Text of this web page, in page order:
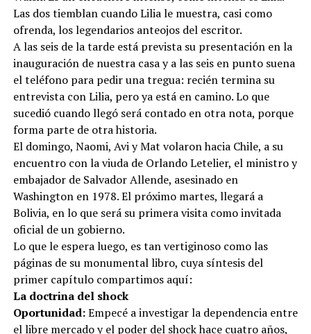
Las dos tiemblan cuando Lilia le muestra, casi como
ofrenda, los legendarios anteojos del escritor.
A las seis de la tarde está prevista su presentación en la
inauguración de nuestra casa y a las seis en punto suena
el teléfono para pedir una tregua: recién termina su
entrevista con Lilia, pero ya está en camino. Lo que
sucedió cuando llegó será contado en otra nota, porque
forma parte de otra historia.
El domingo, Naomi, Avi y Mat volaron hacia Chile, a su
encuentro con la viuda de Orlando Letelier, el ministro y
embajador de Salvador Allende, asesinado en
Washington en 1978. El próximo martes, llegará a
Bolivia, en lo que será su primera visita como invitada
oficial de un gobierno.
Lo que le espera luego, es tan vertiginoso como las
páginas de su monumental libro, cuya síntesis del
primer capítulo compartimos aquí:
La doctrina del shock
Oportunidad:Empecé a investigar la dependencia entre
el libre mercado y el poder del shock hace cuatro años,